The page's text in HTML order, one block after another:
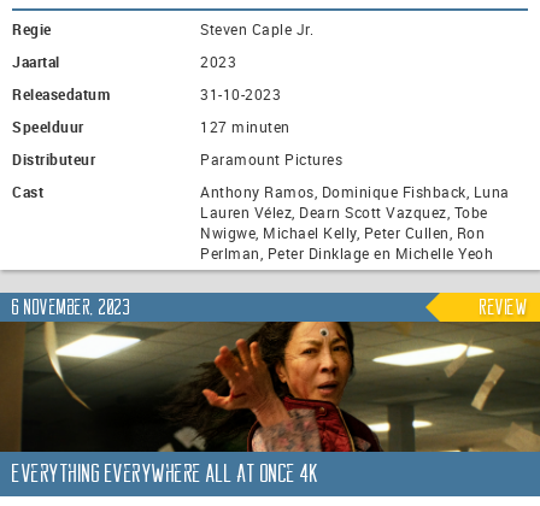
Regie
Steven Caple Jr.
Jaartal
2023
Releasedatum
31-10-2023
Speelduur
127 minuten
Distributeur
Paramount Pictures
Cast
Anthony Ramos, Dominique Fishback, Luna
Lauren Vélez, Dearn Scott Vazquez, Tobe
Nwigwe, Michael Kelly, Peter Cullen, Ron
Perlman, Peter Dinklage en Michelle Yeoh
6 november, 2023 Review
Everything Everywhere All at Once 4K